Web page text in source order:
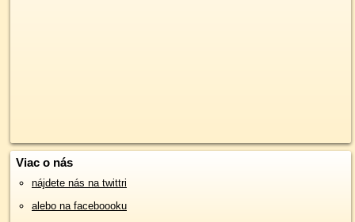
Viac o nás
nájdete nás na twittri
alebo na faceboooku